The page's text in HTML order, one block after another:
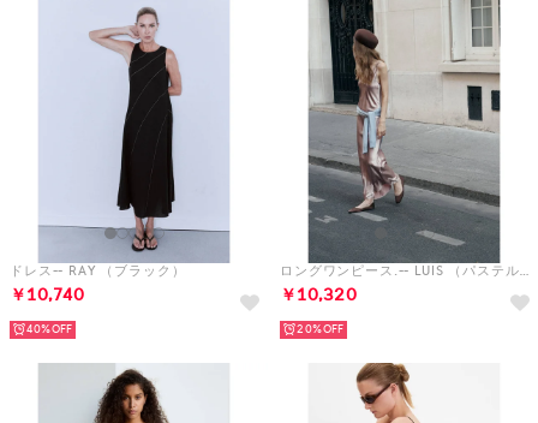
ドレス-- RAY （ブラック）
￥10,740
40%
ロングワンピース.-- LUIS （パステルピンク）
￥10,320
20%